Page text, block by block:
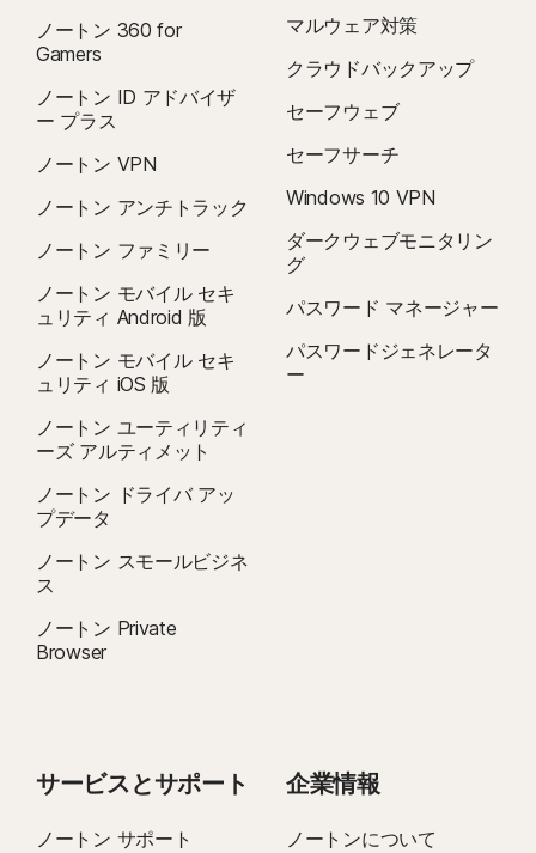
ノートン 360 for
Gamers
ノートン ID アドバイザ
ー プラス
ノートン VPN
ノートン アンチトラック
ノートン ファミリー
ノートン モバイル セキ
ュリティ Android 版
ノートン モバイル セキ
ュリティ iOS 版
ノートン ユーティリティ
ーズ アルティメット
ノートン ドライバ アッ
プデータ
ノートン スモールビジネ
ス
ノートン Private
Browser
マルウェア対策
クラウドバックアップ
セーフウェブ
セーフサーチ
Windows 10 VPN
ダークウェブモニタリン
グ
パスワード マネージャー
パスワードジェネレータ
ー
サービスとサポート
ノートン サポート
企業情報
ノートンについて